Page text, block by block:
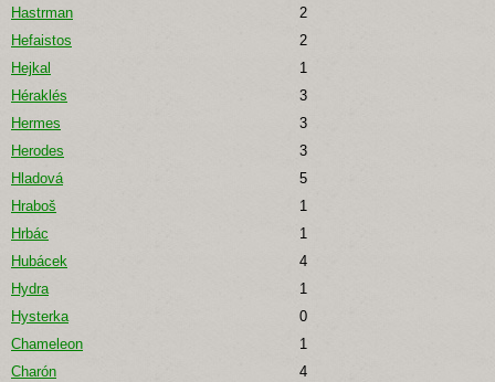
Hastrman
2
Hefaistos
2
Hejkal
1
Héraklés
3
Hermes
3
Herodes
3
Hladová
5
Hraboš
1
Hrbác
1
Hubácek
4
Hydra
1
Hysterka
0
Chameleon
1
Charón
4